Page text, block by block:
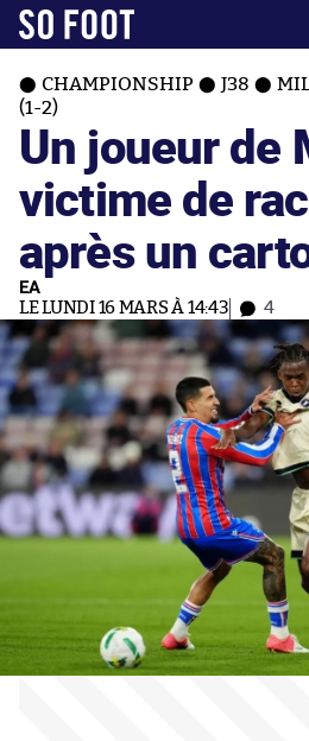
CHAMPIONSHIP J38
(1-2)
Un joueur de
victime de
après un
EA
LE LUNDI 16 MARS À 14:43 4